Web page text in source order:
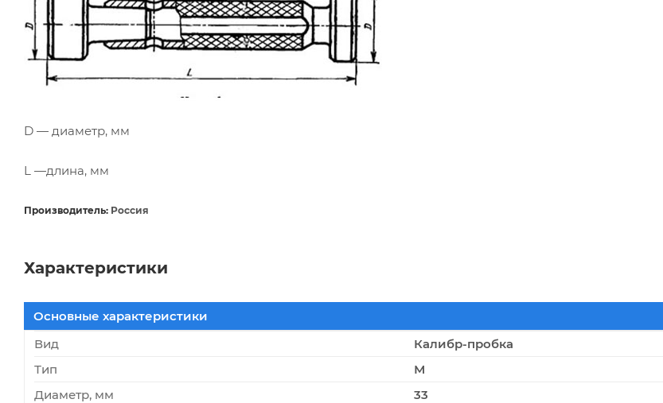
D — диаметр, мм
L —длина, мм
Производитель: Россия
Характеристики
Основные характеристики
Вид
Калибр-пробка
Тип
М
Диаметр, мм
33